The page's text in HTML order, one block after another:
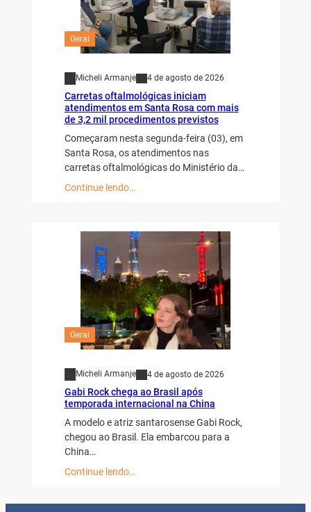
Geral
Micheli Armanje 4 de agosto de 2026
Carretas oftalmológicas iniciam
atendimentos em Santa Rosa com mais
de 3,2 mil procedimentos previstos
Começaram nesta segunda-feira (03), em
Santa Rosa, os atendimentos nas
carretas oftalmológicas do Ministério da…
Continue lendo…
Geral
Micheli Armanje 4 de agosto de 2026
Gabi Rock chega ao Brasil após
temporada internacional na China
A modelo e atriz santarosense Gabi Rock,
chegou ao Brasil. Ela embarcou para a
China…
Continue lendo…